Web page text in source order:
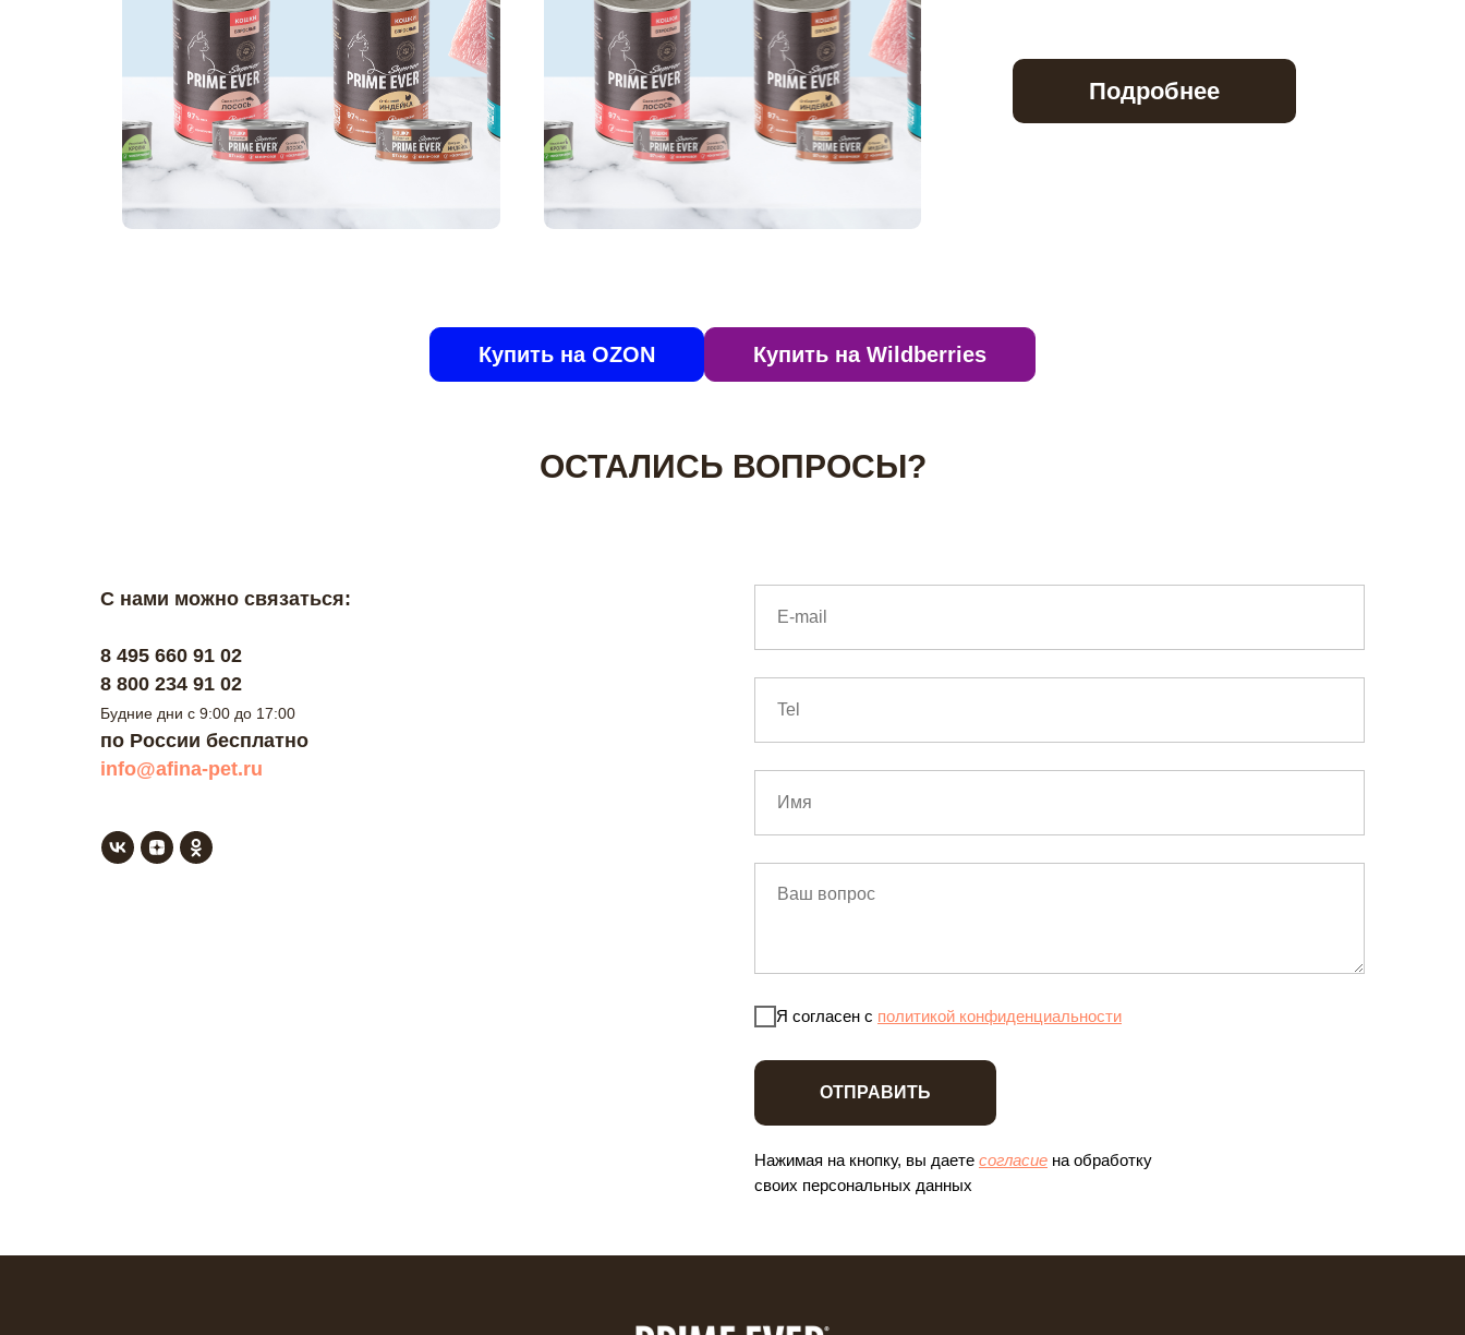
Подробнее
Купить на OZON Купить на Wildberries
ОСТАЛИСЬ ВОПРОСЫ?
С нами можно связаться:
8 495 660 91 02
8 800 234 91 02
Будние дни с 9:00 до 17:00
по России бесплатно
info@afina-pet.ru
Я согласен с политикой конфиденциальности
ОТПРАВИТЬ
Нажимая на кнопку, вы даете согласие на обработку
своих персональных данных